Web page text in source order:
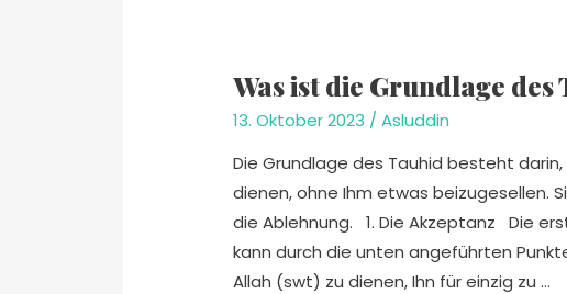
Was ist die Grundlage des
13. Oktober 2023 /Asluddin
Die Grundlage des Tauhid besteht
dienen, ohne Ihm etwas beizugesellen.
die Ablehnung. 1. Die Akzeptanz Die
kann durch die unten angeführten
Allah (swt) zu dienen, Ihn für einzig zu …